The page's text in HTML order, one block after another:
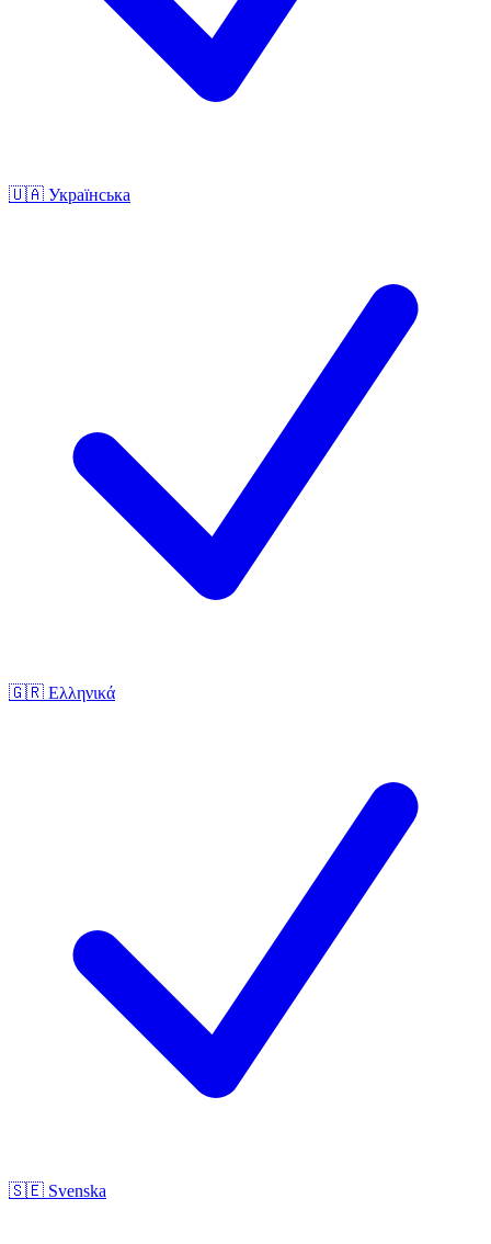
🇺🇦 Українська
🇬🇷 Ελληνικά
🇸🇪 Svenska